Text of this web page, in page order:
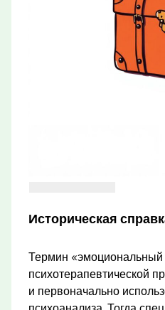
Историческая
Термин «эмоциональный
психотерапевтической
и первоначально